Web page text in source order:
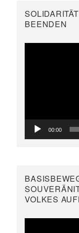
BEENDEN
00:00
VOLKES